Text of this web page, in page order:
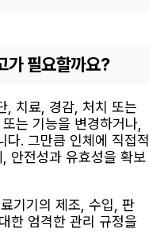
가 필요할까요?
, 치료, 경감, 처치 또는
는 기능을 변경하거나,
다. 그만큼 인체에 직접적
안전성과 유효성을 확보
료기기의 제조, 수입, 판
한 엄격한 관리 규정을